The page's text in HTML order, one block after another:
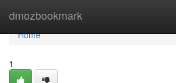
dmozbookmark
Home
Home
1